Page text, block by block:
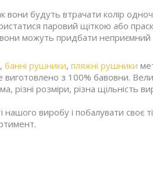
вони будуть втрачати колір
паровий щіткою або
можуть придбати неприємний
банні рушники, пляжні рушники
з 100% бавовни.
різні розміри, різна щільність
виробу і побалувати своє